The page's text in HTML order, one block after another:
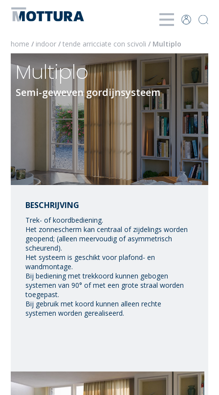
home / indoor/tende arricciate con scivoli/ Multiplo
Multiplo
Semi-geweven gordijnsysteem
BESCHRIJVING
Trek- of koordbediening.
Het zonnescherm kan centraal of zijdelings worden
geopend; (alleen meervoudig of asymmetrisch
scheurend).
Het systeem is geschikt voor plafond- en
wandmontage.
Bij bediening met trekkoord kunnen gebogen
systemen van 90° of met een grote straal worden
toegepast.
Bij gebruik met koord kunnen alleen rechte
systemen worden gerealiseerd.